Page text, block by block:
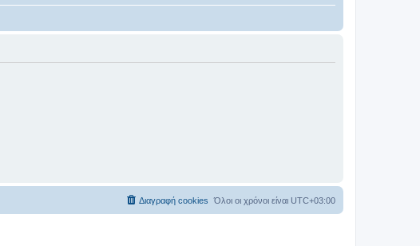
Όλοι οι χρόνοι είναι UTC+03:00
Διαγραφή cookies